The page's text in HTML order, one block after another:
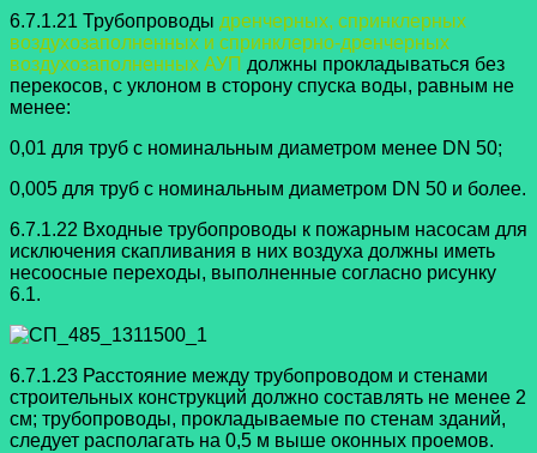
6.7.1.21 Трубопроводы дренчерных, спринклерных
воздухозаполненных и спринклерно-дренчерных
воздухозаполненных АУП должны прокладываться без
перекосов, с уклоном в сторону спуска воды, равным не
менее:
0,01 для труб с номинальным диаметром менее DN 50;
0,005 для труб с номинальным диаметром DN 50 и более.
6.7.1.22 Входные трубопроводы к пожарным насосам для
исключения скапливания в них воздуха должны иметь
несоосные переходы, выполненные согласно рисунку
6.1.
6.7.1.23 Расстояние между трубопроводом и стенами
строительных конструкций должно составлять не менее 2
см; трубопроводы, прокладываемые по стенам зданий,
следует располагать на 0,5 м выше оконных проемов.